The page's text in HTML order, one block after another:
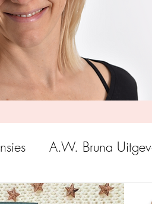
A.W. Bruna
Boekerij Uitgeverij